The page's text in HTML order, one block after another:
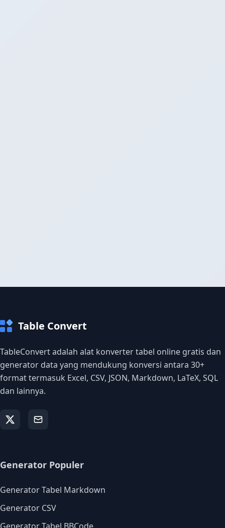
Table Convert
TableConvert adalah alat konverter tabel online gratis dan
generator data yang mendukung konversi antara 30+
format termasuk Excel, CSV, JSON, Markdown, LaTeX, SQL
dan lainnya.
Generator Populer
Generator Tabel Markdown
Generator CSV